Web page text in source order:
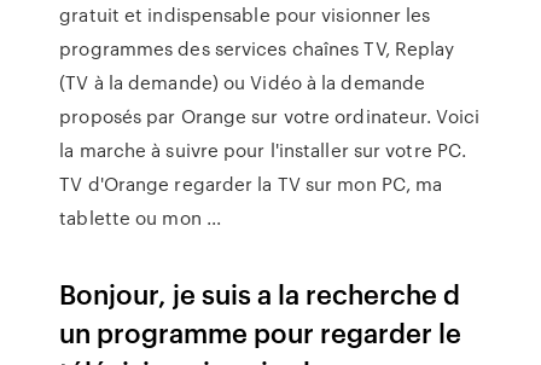
gratuit et indispensable pour visionner les
programmes des services chaînes TV, Replay
(TV à la demande) ou Vidéo à la demande
proposés par Orange sur votre ordinateur. Voici
la marche à suivre pour l'installer sur votre PC.
TV d'Orange regarder la TV sur mon PC, ma
tablette ou mon ...
Bonjour, je suis a la recherche d
un programme pour regarder le